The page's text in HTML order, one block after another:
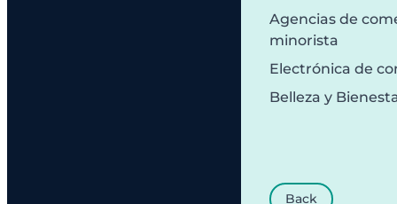
Agencias de
minorista
Electrónica de
Belleza y
Back